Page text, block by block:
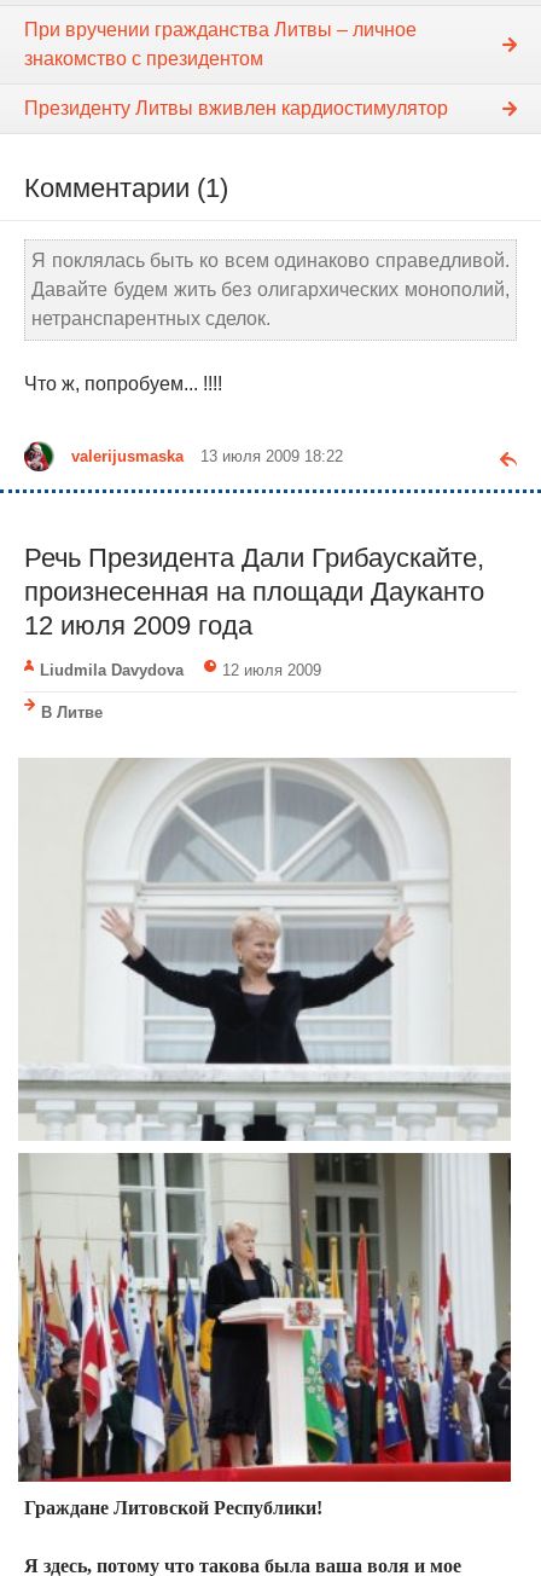
При вручении гражданства Литвы – личное
знакомство с президентом
Президенту Литвы вживлен кардиостимулятор
Комментарии (1)
Я поклялась быть ко всем одинаково справедливой.
Давайте будем жить без олигархических монополий,
нетранспарентных сделок.
Что ж, попробуем... !!!!
valerijusmaska 13 июля 2009 18:22
Речь Президента Дали Грибаускайте,
произнесенная на площади Дауканто
12 июля 2009 года
Liudmila Davydova 12 июля 2009
В Литве
Граждане Литовской Республики!
Я здесь, потому что такова была ваша воля и мое